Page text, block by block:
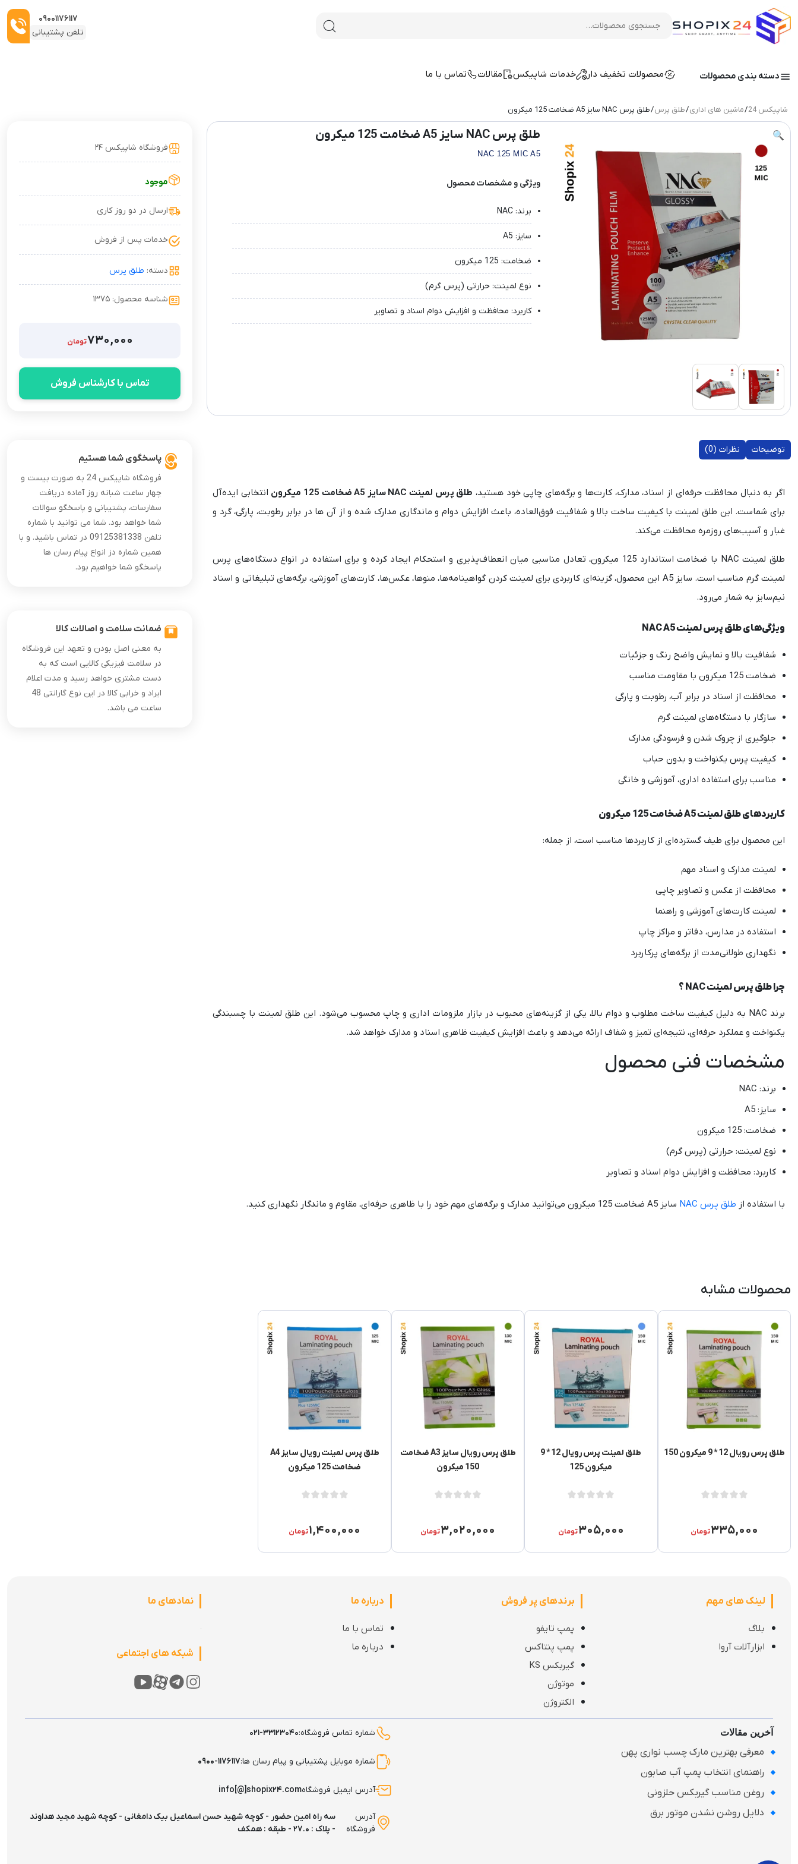
۰۹۰۰۱۱۷۶۱۱۷
تلفن پشتیبانی
دسته بندی محصولات محصولات تخفیف دار خدمات شاپیکس مقالات تماس با ما
شاپیکس 24 /ماشین های اداری/طلق پرس/ طلق پرس NAC سایز A5 ضخامت 125 میکرون
🔍 طلق پرس NAC سایز A5 ضخامت 125 میکرون
NAC 125 MIC A5
ویژگی و مشخصات محصول
برند: NAC
سایز: A5
ضخامت: 125 میکرون
نوع لمینت: حرارتی (پرس گرم)
کاربرد: محافظت و افزایش دوام اسناد و تصاویر
فروشگاه شاپیکس ۲۴
موجود
ارسال در دو روز کاری
خدمات پس از فروش
دسته: طلق پرس
شناسه محصول: ۱۳۷۵
۷۳۰,۰۰۰تومان
تماس با کارشناس فروش
توضیحات نظرات (0)
اگر به دنبال محافظت حرفه‌ای از اسناد، مدارک، کارت‌ها و برگه‌های چاپی خود هستید، طلق پرس لمینت NAC سایز A5 ضخامت 125 میکرون
انتخابی ایده‌آل
برای شماست. این طلق لمینت با کیفیت ساخت بالا و شفافیت فوق‌العاده، باعث افزایش دوام و ماندگاری مدارک شده و از آن‌ ها در برابر رطوبت، پارگی، گرد و
غبار و آسیب‌های روزمره محافظت می‌کند.
طلق لمینت NAC با ضخامت استاندارد 125 میکرون، تعادل مناسبی میان انعطاف‌پذیری و استحکام ایجاد کرده و برای استفاده در انواع دستگاه‌های پرس
لمینت گرم مناسب است. سایز A5 این محصول، گزینه‌ای کاربردی برای لمینت کردن گواهینامه‌ها، منوها، عکس‌ها، کارت‌های آموزشی، برگه‌های تبلیغاتی و اسناد
نیم‌سایز به شمار می‌رود.
ویژگی‌های طلق پرس لمینت NAC A5
شفافیت بالا و نمایش واضح رنگ و جزئیات
ضخامت 125 میکرون با مقاومت مناسب
محافظت از اسناد در برابر آب، رطوبت و پارگی
سازگار با دستگاه‌های لمینت گرم
جلوگیری از چروک شدن و فرسودگی مدارک
کیفیت پرس یکنواخت و بدون حباب
مناسب برای استفاده اداری، آموزشی و خانگی
کاربردهای طلق لمینت A5 ضخامت 125 میکرون
این محصول برای طیف گسترده‌ای از کاربردها مناسب است، از جمله:
لمینت مدارک و اسناد مهم
محافظت از عکس و تصاویر چاپی
لمینت کارت‌های آموزشی و راهنما
استفاده در مدارس، دفاتر و مراکز چاپ
نگهداری طولانی‌مدت از برگه‌های پرکاربرد
چرا طلق پرس لمینت NAC ؟
برند NAC به دلیل کیفیت ساخت مطلوب و دوام بالا، یکی از گزینه‌های محبوب در بازار ملزومات اداری و چاپ محسوب می‌شود. این طلق لمینت با چسبندگی
یکنواخت و عملکرد حرفه‌ای، نتیجه‌ای تمیز و شفاف ارائه می‌دهد و باعث افزایش کیفیت ظاهری اسناد و مدارک خواهد شد.
مشخصات فنی محصول
برند: NAC
سایز: A5
ضخامت: 125 میکرون
نوع لمینت: حرارتی (پرس گرم)
کاربرد: محافظت و افزایش دوام اسناد و تصاویر
با استفاده از طلق پرس NAC سایز A5 ضخامت 125 میکرون می‌توانید مدارک و برگه‌های مهم خود را با ظاهری حرفه‌ای، مقاوم و ماندگار نگهداری کنید.
پاسخگوی شما هستیم
فروشگاه شاپیکس 24 به صورت بیست و
چهار ساعت شبانه روز آماده دریافت
سفارسات، پشتیبانی و پاسخگو سوالات
شما خواهد بود. شما می توانید با شماره
تلفن 09125381338 در تماس باشید. و با
همین شماره دز انواع پیام رسان ها
پاسخگو شما خواهیم بود.
ضمانت سلامت و اصالات کالا
به معنی اصل بودن و تعهد این فروشگاه
در سلامت فیزیکی کالایی است که به
دست مشتری خواهد رسید و مدت اعلام
ایراد و خرابی کالا در این نوع گارانتی 48
ساعت می باشد.
محصولات مشابه
طلق پرس رویال 12 * 9 میکرون 150
۳۳۵,۰۰۰تومان
طلق لمینت پرس رویال 12 * 9
میکرون 125
۳۰۵,۰۰۰تومان
طلق پرس رویال سایز A3 ضخامت
150 میکرون
۳,۰۲۰,۰۰۰تومان
طلق پرس لمینت رویال سایز A4
ضخامت 125 میکرون
۱,۴۰۰,۰۰۰تومان
لینک های مهم
بلاگ
ابزارآلات آروا
برندهای پر فروش
پمپ تایفو
پمپ پنتاکس
گیربکس KS
موتوژن
الکتروژن
درباره ما
تماس با ما
درباره ما
نمادهای ما
شبکه های اجتماعی
آخرین مقالات
معرفی بهترین مارک چسب نواری پهن
راهنمای انتخاب پمپ آب صابون
روغن مناسب گیربکس حلزونی
دلایل روشن نشدن موتور برق
شماره تماس فروشگاه:۰۲۱-۳۳۱۲۳۰۴۰
شماره موبایل پشتیبانی و پیام رسان ها:۰۹۰۰-۱۱۷۶۱۱۷
آدرس ایمیل فروشگاهinfo[@]shopix۲۴.com
آدرس
فروشگاه
سه راه امین حضور - کوچه شهید حسن اسماعیل بیک دامغانی - کوچه شهید مجید هداوند
- پلاک : ۲۷.۰ - طبقه : همکف